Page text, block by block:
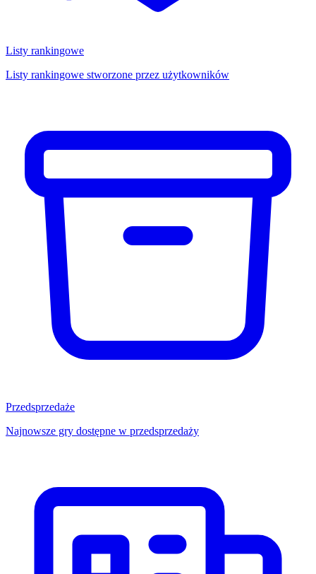
Listy rankingowe
Listy rankingowe stworzone przez użytkowników
Przedsprzedaże
Najnowsze gry dostępne w przedsprzedaży